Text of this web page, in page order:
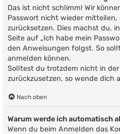
Das ist nicht schlimm! Wir
Passwort nicht wieder mitteilen,
zurücksetzen. Dies machst du,
Seite auf „Ich habe mein
den Anweisungen folgst. So
anmelden können.
Solltest du trotzdem nicht in der
zurückzusetzen, so wende dich
Nach oben
Warum werde ich automatisch
Wenn du beim Anmelden das